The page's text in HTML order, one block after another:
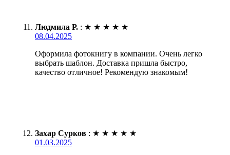
Людмила Р. : ★ ★ ★ ★ ★
08.04.2025
Оформила фотокнигу в компании. Очень легко
выбрать шаблон. Доставка пришла быстро,
качество отличное! Рекомендую знакомым!
Захар Сурков : ★ ★ ★ ★ ★
01.03.2025